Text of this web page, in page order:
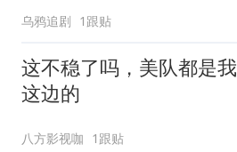
乌鸦追剧 1跟贴
这不稳了吗，美队都是我
这边的
八方影视咖 1跟贴